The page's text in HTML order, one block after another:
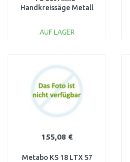
Handkreissäge Metall
AUF LAGER
Vergleichen
155,08 €
Metabo KS 18 LTX 57